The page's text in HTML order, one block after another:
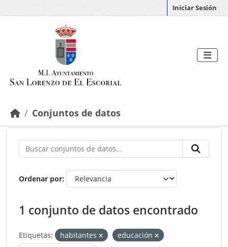
Iniciar Sesión
Conjuntos de datos
Ordenar por
1 conjunto de datos encontrado
Etiquetas: habitantes
educación